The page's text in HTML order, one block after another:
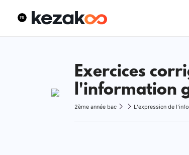
Exercices
l'information
2ème année bac L'expression de